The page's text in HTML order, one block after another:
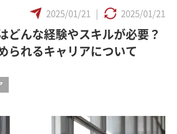
2025/01/21 | 2025/01/21
どんな経験やスキルが必要？
られるキャリアについて